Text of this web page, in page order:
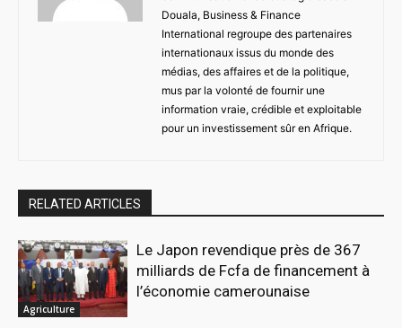
Douala, Business & Finance
International regroupe des partenaires
internationaux issus du monde des
médias, des affaires et de la politique,
mus par la volonté de fournir une
information vraie, crédible et exploitable
pour un investissement sûr en Afrique.
RELATED ARTICLES
Agriculture
Le Japon revendique près de 367
milliards de Fcfa de financement à
l’économie camerounaise